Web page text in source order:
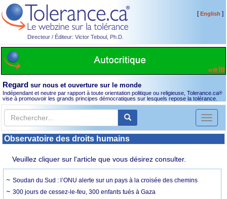
Directeur / Éditeur: Victor Teboul, Ph.D.
[English ]
Regard sur nous et ouverture sur le monde
Indépendant et neutre par rapport à toute orientation politique ou religieuse, Tolerance.ca®
vise à promouvoir les grands principes démocratiques sur lesquels repose la tolérance.
Toggle
Observatoire des droits humains
Veuillez cliquer sur l'article que vous désirez consulter.
Soudan du Sud : l’ONU alerte sur un pays à la croisée des chemins
300 jours de cessez-le-feu, 300 enfants tués à Gaza